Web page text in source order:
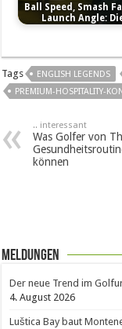
Ball Speed, Smash
Launch Angle:
Tags ENGLISH LEGENDS
PREMIUM-HOSPITALITY-
.. interessant
Was Golfer von
können
Meldungen
Der neue Trend im
4. August 2026
Luštica Bay baut